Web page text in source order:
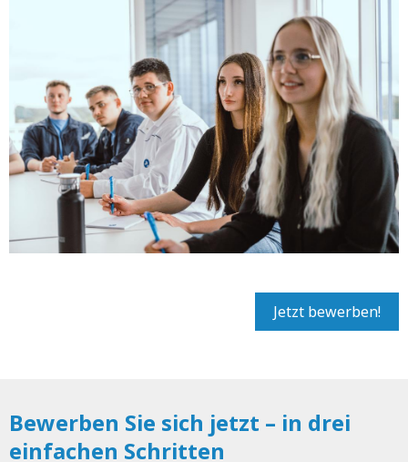
Jetzt bewerben!
Bewerben Sie sich jetzt – in drei
einfachen Schritten